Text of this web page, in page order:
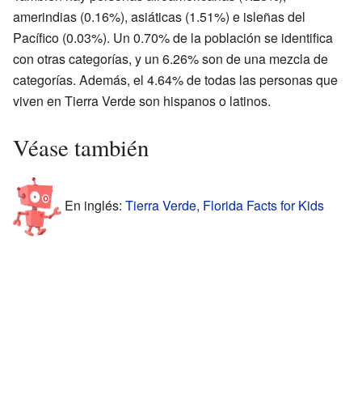
amerindias (0.16%), asiáticas (1.51%) e isleñas del
Pacífico (0.03%). Un 0.70% de la población se identifica
con otras categorías, y un 6.26% son de una mezcla de
categorías. Además, el 4.64% de todas las personas que
viven en Tierra Verde son hispanos o latinos.
Véase también
En inglés: Tierra Verde, Florida Facts for Kids